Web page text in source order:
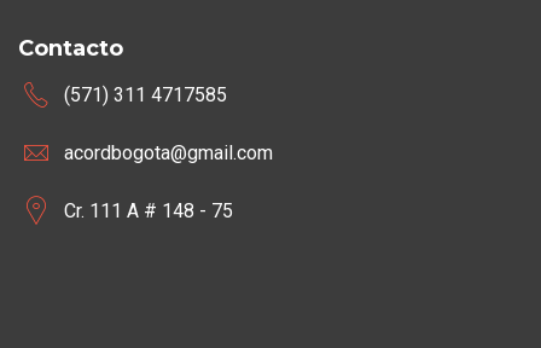
Contacto
(571) 311 4717585
acordbogota@gmail.com
Cr. 111 A # 148 - 75